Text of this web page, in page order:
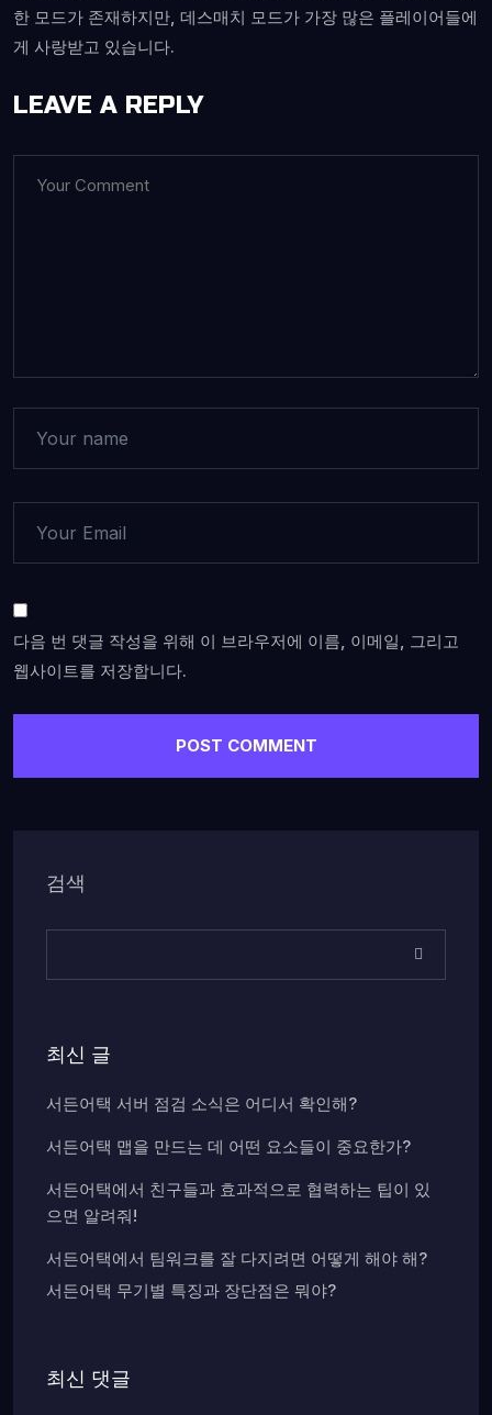
한 모드가 존재하지만, 데스매치 모드가 가장 많은 플레이어들에
게 사랑받고 있습니다.
LEAVE A REPLY
다음 번 댓글 작성을 위해 이 브라우저에 이름, 이메일, 그리고
웹사이트를 저장합니다.
검색
최신 글
서든어택 서버 점검 소식은 어디서 확인해?
서든어택 맵을 만드는 데 어떤 요소들이 중요한가?
서든어택에서 친구들과 효과적으로 협력하는 팁이 있
으면 알려줘!
서든어택에서 팀워크를 잘 다지려면 어떻게 해야 해?
서든어택 무기별 특징과 장단점은 뭐야?
최신 댓글